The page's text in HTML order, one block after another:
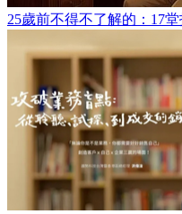
25歲前不得不了解的：17